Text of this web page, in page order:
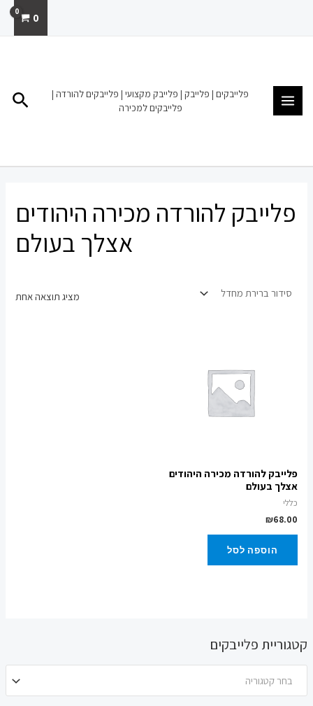
0
פלייבקים | פלייבק | פלייבק מקצועי | פלייבקים להורדה |
פלייבקים למכירה
קטגוריית פלייבקים
בחר קטגוריה
פלייבק להורדה מכירה היהודים
אצלך בעולם
מציג תוצאה אחת
פלייבק להורדה מכירה היהודים
אצלך בעולם
כללי
₪68.00
הוספה לסל